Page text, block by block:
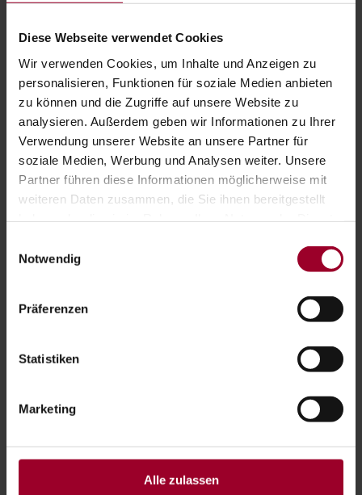
Diese Webseite verwendet Cookies
Wir verwenden Cookies, um Inhalte und Anzeigen zu
personalisieren, Funktionen für soziale Medien anbieten
zu können und die Zugriffe auf unsere Website zu
analysieren. Außerdem geben wir Informationen zu Ihrer
Verwendung unserer Website an unsere Partner für
soziale Medien, Werbung und Analysen weiter. Unsere
Partner führen diese Informationen möglicherweise mit
weiteren Daten zusammen, die Sie ihnen bereitgestellt
Impressum
Notwendig
Präferenzen
Statistiken
Marketing
Alle zulassen
IHRE NACHRICHT
Ich bestätige, dieDatenschutzerklärunggelesen
und verstanden zu haben. *
UNSERE ÖFFNUNGSZEITEN